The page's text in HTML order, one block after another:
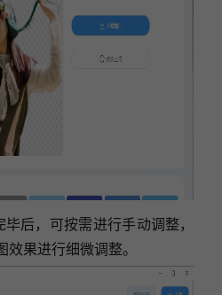
后，可按需进行手动调整，
果进行细微调整。